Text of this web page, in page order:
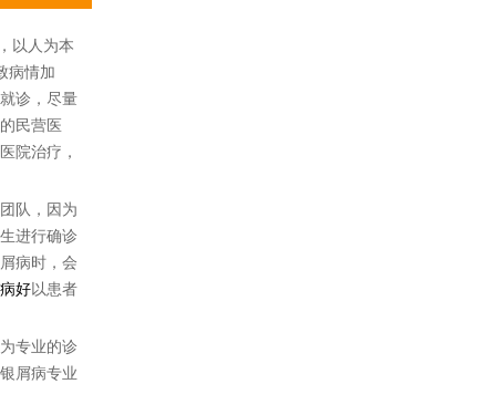
以人为本
病情加
诊，尽量
民营医
院治疗，
队，因为
进行确诊
病时，会
好以患者
专业的诊
屑病专业